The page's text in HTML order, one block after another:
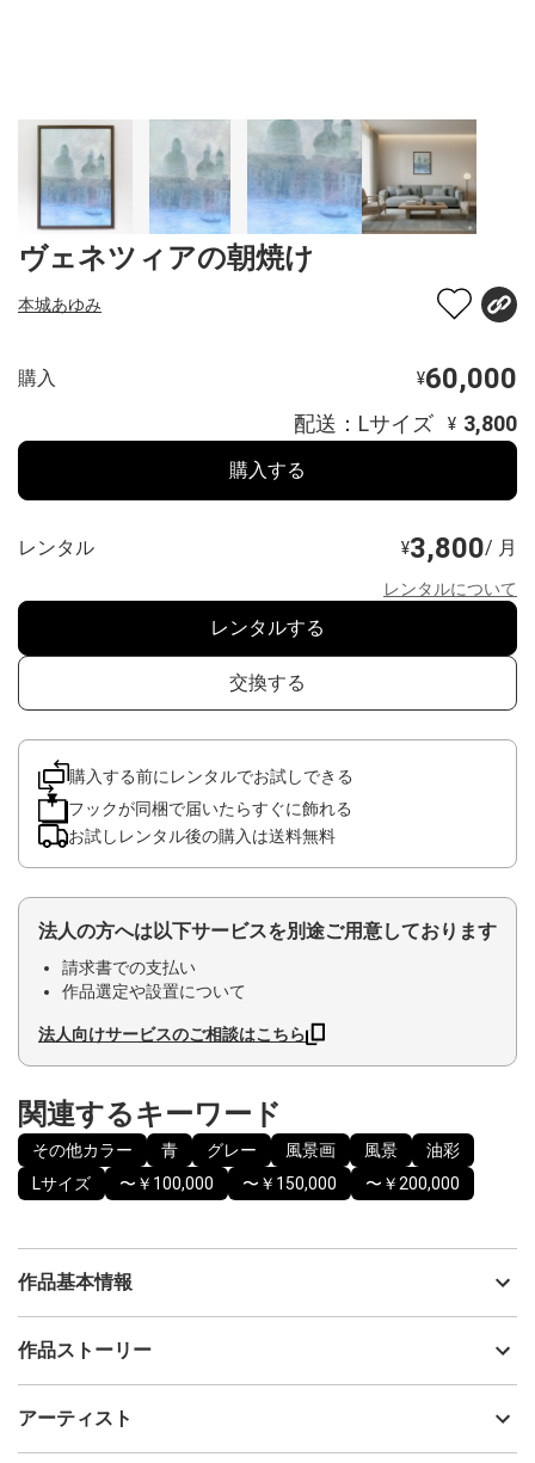
ヴェネツィアの朝焼け
本城あゆみ
購入 ¥60,000
配送：Lサイズ ¥ 3,800
購入する
レンタル ¥3,800/ 月
レンタルについて
レンタルする
交換する
購入する前にレンタルでお試しできる
フックが同梱で届いたらすぐに飾れる
お試しレンタル後の購入は送料無料
法人の方へは以下サービスを別途ご用意しております
請求書での支払い
作品選定や設置について
法人向けサービスのご相談はこちら
関連するキーワード
その他カラー 青 グレー 風景画 風景
油彩
Lサイズ
〜￥100,000 〜￥150,000 〜￥200,000
作品基本情報
出品者
制作年
作品ストーリー
ぼんやりと浮かぶ建物のシルエットと、静かに進むボート。
アーティスト